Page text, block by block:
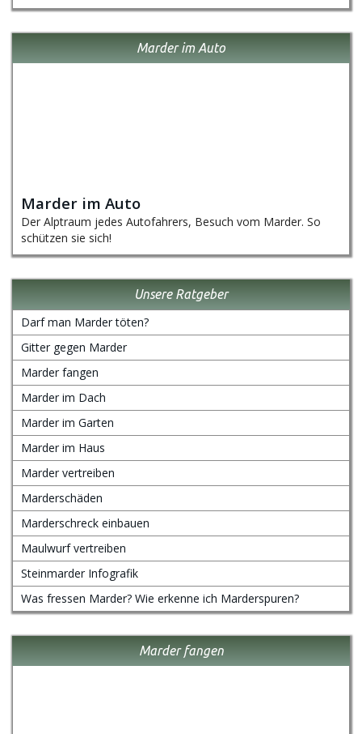
Marder im Auto
Marder im Auto
Der Alptraum jedes Autofahrers, Besuch vom Marder. So
schützen sie sich!
Unsere Ratgeber
Darf man Marder töten?
Gitter gegen Marder
Marder fangen
Marder im Dach
Marder im Garten
Marder im Haus
Marder vertreiben
Marderschäden
Marderschreck einbauen
Maulwurf vertreiben
Steinmarder Infografik
Was fressen Marder? Wie erkenne ich Marderspuren?
Marder fangen